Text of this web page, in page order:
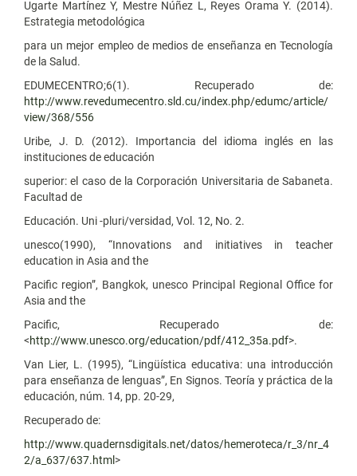
Ugarte Martínez Y, Mestre Núñez L, Reyes Orama Y. (2014).
Estrategia metodológica
para un mejor empleo de medios de enseñanza en Tecnología
de la Salud.
EDUMECENTRO;6(1). Recuperado de:
http://www.revedumecentro.sld.cu/index.php/edumc/article/
view/368/556
Uribe, J. D. (2012). Importancia del idioma inglés en las
instituciones de educación
superior: el caso de la Corporación Universitaria de Sabaneta.
Facultad de
Educación. Uni -pluri/versidad, Vol. 12, No. 2.
unesco(1990), “Innovations and initiatives in teacher
education in Asia and the
Pacific region”, Bangkok, unesco Principal Regional Office for
Asia and the
Pacific, Recuperado de:
<http://www.unesco.org/education/pdf/412_35a.pdf>.
Van Lier, L. (1995), “Lingüística educativa: una introducción
para enseñanza de lenguas”, En Signos. Teoría y práctica de la
educación, núm. 14, pp. 20-29,
Recuperado de:
http://www.quadernsdigitals.net/datos/hemeroteca/r_3/nr_4
2/a_637/637.html >